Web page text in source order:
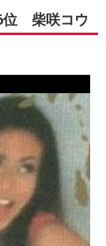
位 柴咲コウ